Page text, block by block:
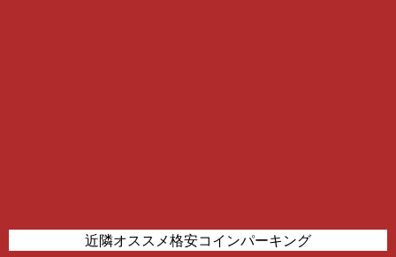
近隣オススメ格安コインパーキング